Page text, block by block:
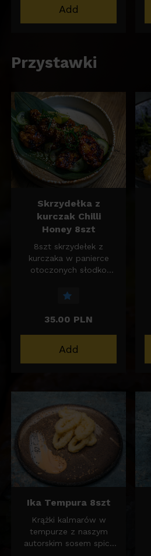
Add
Przystawki
Skrzydełka z
kurczak Chilli
Honey 8szt
8szt skrzydełek z
kurczaka w panierce
otoczonych słodko
Honey
35.00 PLN
Add
Ika Tempura 8szt
Krążki kalmarów w
tempurze z naszym
autorskim sosem spicy